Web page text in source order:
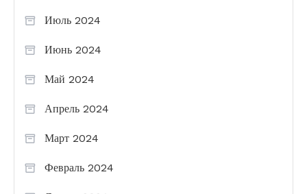
Июль 2024
Июнь 2024
Май 2024
Апрель 2024
Март 2024
Февраль 2024